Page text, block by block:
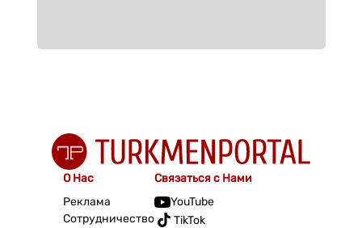
О Нас
Реклама
Сотрудничество
Связаться с Нами
YouTube
TikTok